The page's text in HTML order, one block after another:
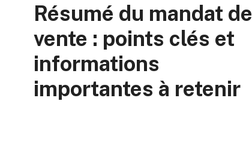
Résumé du mandat de
vente : points clés et
informations
importantes à retenir